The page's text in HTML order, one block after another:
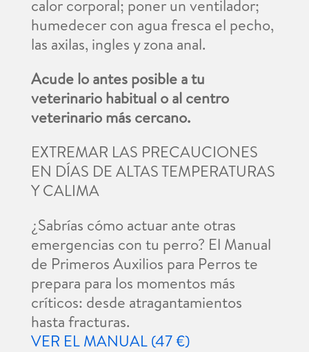
calor corporal; poner un ventilador;
humedecer con agua fresca el pecho,
las axilas, ingles y zona anal.
Acude lo antes posible a tu
veterinario habitual o al centro
veterinario más cercano.
EXTREMAR LAS PRECAUCIONES
EN DÍAS DE ALTAS TEMPERATURAS
Y CALIMA
¿Sabrías cómo actuar ante otras
emergencias con tu perro? El Manual
de Primeros Auxilios para Perros te
prepara para los momentos más
críticos: desde atragantamientos
hasta fracturas.
VER EL MANUAL (47 €)